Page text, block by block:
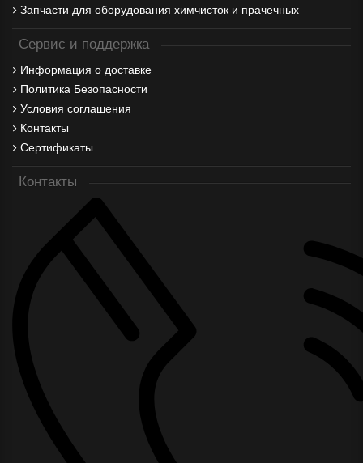
Запчасти для оборудования химчисток и прачечных
Сервис и поддержка
Информация о доставке
Политика Безопасности
Условия соглашения
Контакты
Сертификаты
Контакты